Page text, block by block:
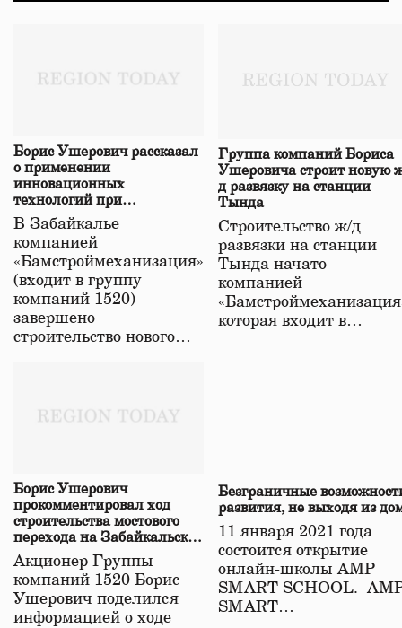
Борис Ушерович рассказал
о применении
инновационных
технологий при
строительстве нового моста
в Забайкалье
В Забайкалье
компанией
«Бамстроймеханизация»
(входит в группу
компаний 1520)
завершено
строительство нового…
Группа компаний Бориса
Ушеровича строит новую
д развязку на станции
Тында
Строительство ж/д
развязки на станции
Тында начато
компанией
которая входит в…
Борис Ушерович
прокомментировал ход
строительства мостового
перехода на Забайкальской
железной дороге
Акционер Группы
компаний 1520 Борис
Ушерович поделился
информацией о ходе
Безграничные
развития, не выходя из
11 января 2021 года
состоится открытие
онлайн-школы АМР
SMART SCHOOL.
SMART…